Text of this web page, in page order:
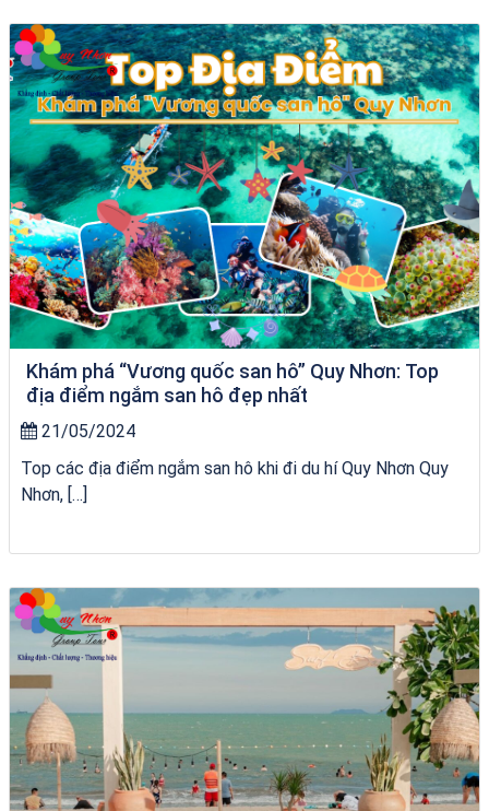
bãi tắm Quy Nhơn
Khám phá “Vương quốc san hô” Quy Nhơn: Top
địa điểm ngắm san hô đẹp nhất
21/05/2024
Top các địa điểm ngắm san hô khi đi du hí Quy Nhơn Quy
Nhơn, […]
bãi tắm Quy Nhơn